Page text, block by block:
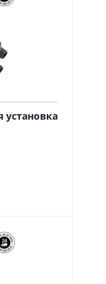
установка